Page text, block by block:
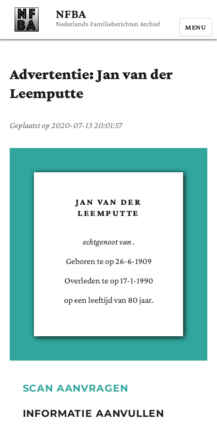
NFBA
Nederlands Familieberichten Archief MENU
Advertentie: Janvan der
Leemputte
Geplaatst op 2020-07-13 20:01:57
JAN VAN DER
LEEMPUTTE
echtgenoot van .
Geboren teop26-6-1909
Overleden teop 17-1-1990
op een leeftijd van 80jaar.
SCAN AANVRAGEN
INFORMATIE AANVULLEN